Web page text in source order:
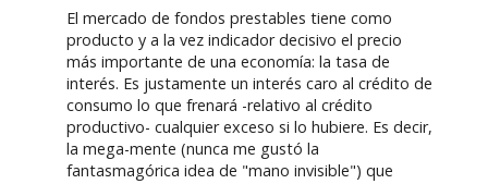
El mercado de fondos prestables tiene como
producto y a la vez indicador decisivo el precio
más importante de una economía: la tasa de
interés. Es justamente un interés caro al crédito de
consumo lo que frenará -relativo al crédito
productivo- cualquier exceso si lo hubiere. Es decir,
la mega-mente (nunca me gustó la
fantasmagórica idea de "mano invisible") que